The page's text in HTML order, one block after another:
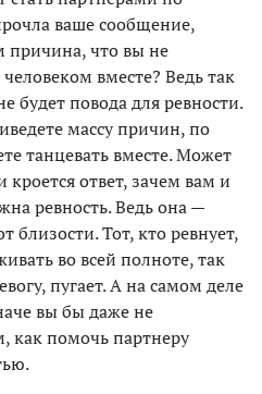
ваше сообщение,
причина, что вы не
вместе? Ведь так
будет повода для ревности.
массу причин, по
танцевать вместе. Может
ответ, зачем вам и
ревность. Ведь она —
близости. Тот, кто ревнует,
во всей полноте, так
пугает. А на самом деле
вы бы даже не
как помочь партнеру